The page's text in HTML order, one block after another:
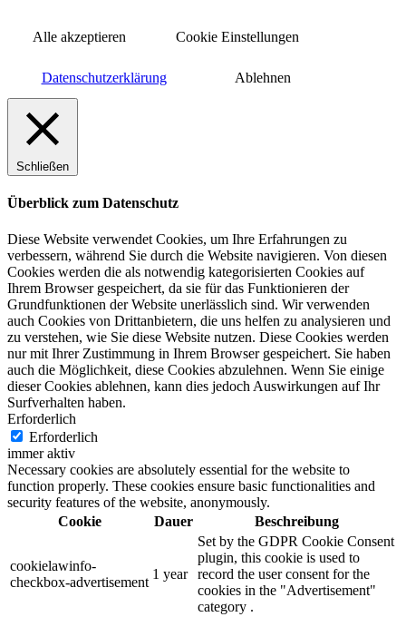
Alle akzeptieren Cookie Einstellungen
Datenschutzerklärung Ablehnen
Schließen
Überblick zum Datenschutz
Diese Website verwendet Cookies, um Ihre Erfahrungen zu
verbessern, während Sie durch die Website navigieren. Von diesen
Cookies werden die als notwendig kategorisierten Cookies auf
Ihrem Browser gespeichert, da sie für das Funktionieren der
Grundfunktionen der Website unerlässlich sind. Wir verwenden
auch Cookies von Drittanbietern, die uns helfen zu analysieren und
zu verstehen, wie Sie diese Website nutzen. Diese Cookies werden
nur mit Ihrer Zustimmung in Ihrem Browser gespeichert. Sie haben
auch die Möglichkeit, diese Cookies abzulehnen. Wenn Sie einige
dieser Cookies ablehnen, kann dies jedoch Auswirkungen auf Ihr
Surfverhalten haben.
Erforderlich
Erforderlich
immer aktiv
Necessary cookies are absolutely essential for the website to
function properly. These cookies ensure basic functionalities and
security features of the website, anonymously.
Cookie
Dauer Beschreibung
cookielawinfo-
checkbox-advertisement
1 year
Set by the GDPR Cookie Consent
plugin, this cookie is used to
record the user consent for the
cookies in the "Advertisement"
category .